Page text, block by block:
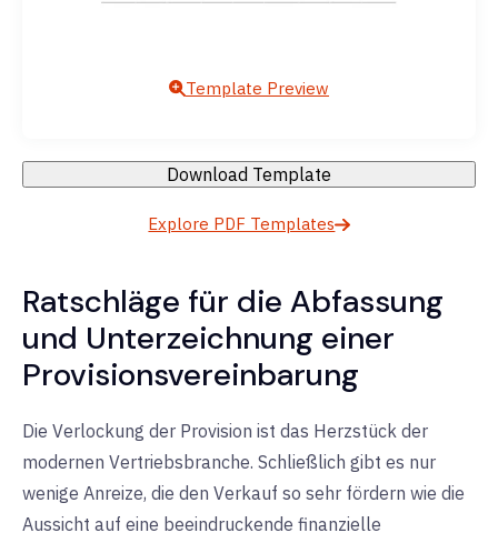
Template Preview
Download Template
Explore PDF Templates
Ratschläge für die Abfassung
und Unterzeichnung einer
Provisionsvereinbarung
Die Verlockung der Provision ist das Herzstück der
modernen Vertriebsbranche. Schließlich gibt es nur
wenige Anreize, die den Verkauf so sehr fördern wie die
Aussicht auf eine beeindruckende finanzielle